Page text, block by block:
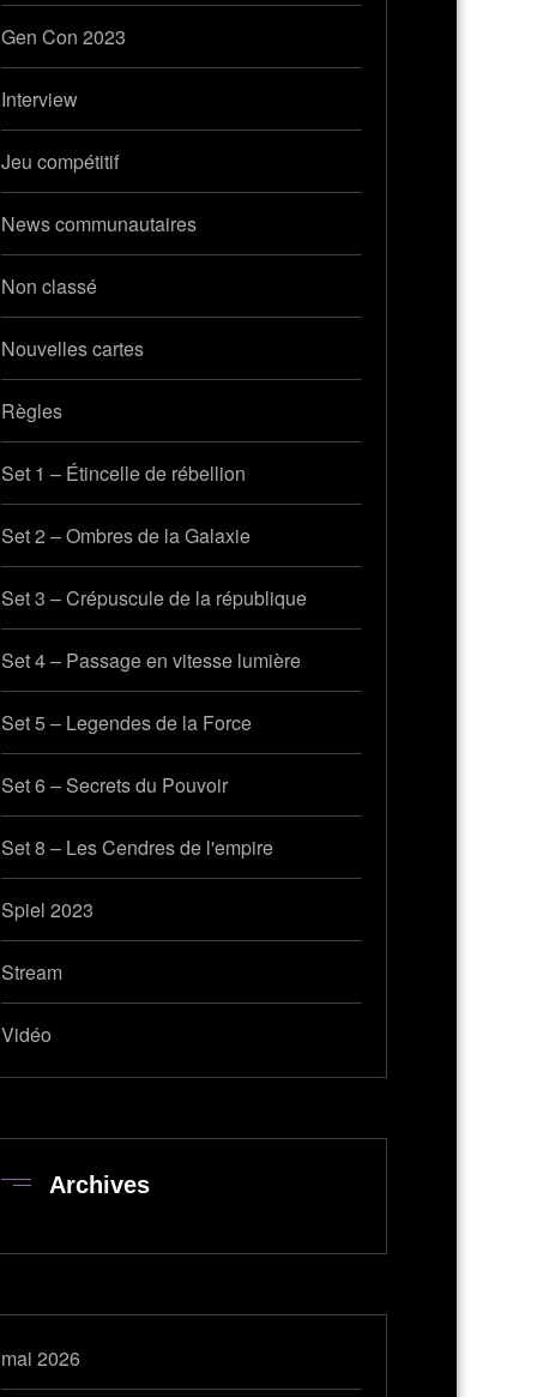
Gen Con 2023
Interview
Jeu compétitif
News communautaires
Non classé
Nouvelles cartes
Règles
Set 1 – Étincelle de rébellion
Set 2 – Ombres de la Galaxie
Set 3 – Crépuscule de la république
Set 4 – Passage en vitesse lumière
Set 5 – Legendes de la Force
Set 6 – Secrets du Pouvoir
Set 8 – Les Cendres de l'empire
Spiel 2023
Stream
Vidéo
Archives
mai 2026